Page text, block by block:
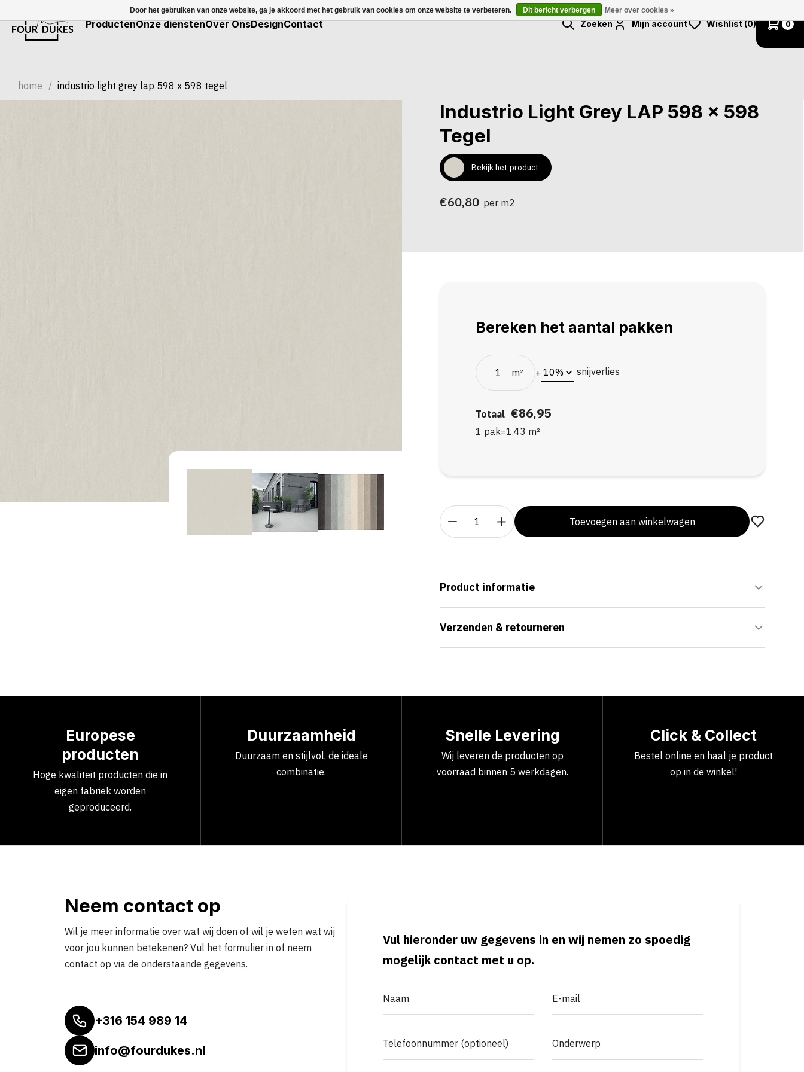
ProductenOnze dienstenOver OnsDesignContact Zoeken Mijn account Wishlist (0) 0
home / industrio light grey lap 598 x 598 tegel
Industrio Light Grey LAP 598 x 598
Tegel
Bekijk het product
€60,80 per m2
Bereken het aantal pakken
m² + snijverlies
Totaal €86,95
1 pak=1.43 m²
Toevoegen aan winkelwagen
Product informatie
Verzenden & retourneren
Europese
producten
Hoge kwaliteit producten die in
eigen fabriek worden
geproduceerd.
Duurzaamheid
Duurzaam en stijlvol, de ideale
combinatie.
Snelle Levering
Wij leveren de producten op
voorraad binnen 5 werkdagen.
Click & Collect
Bestel online en haal je product
op in de winkel!
Neem contact op
Wil je meer informatie over wat wij doen of wil je weten wat wij
voor jou kunnen betekenen? Vul het formulier in of neem
contact op via de onderstaande gegevens.
+316 154 989 14
info@fourdukes.nl
Vul hieronder uw gegevens in en wij nemen zo spoedig
mogelijk contact met u op.
Door het gebruiken van onze website, ga je akkoord met het gebruik van cookies om onze website te verbeteren. Dit bericht verbergen Meer over cookies »